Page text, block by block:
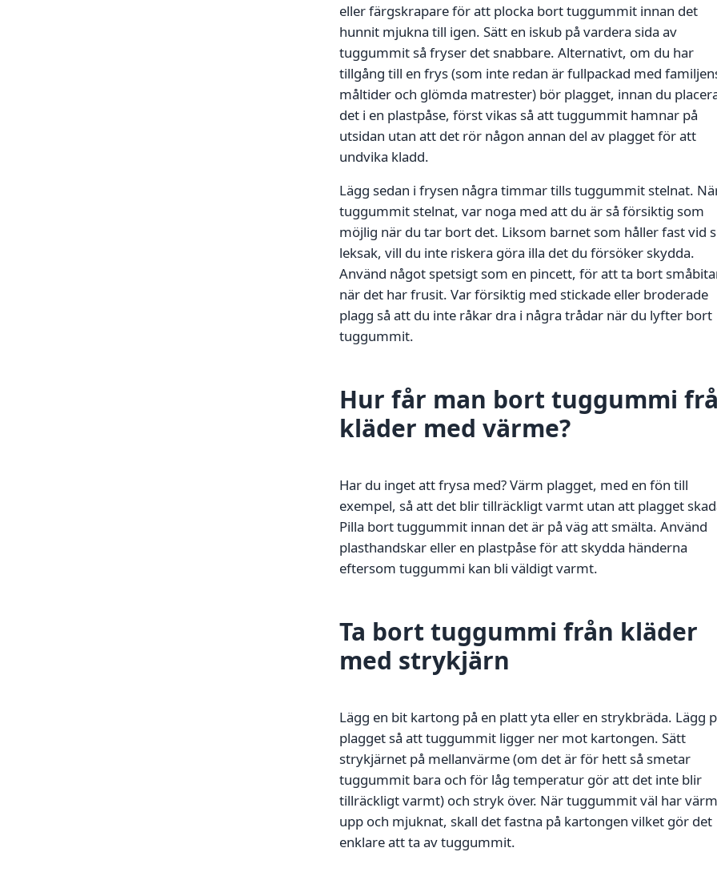
eller färgskrapare för att plocka bort tuggummit innan det
hunnit mjukna till igen. Sätt en iskub på vardera sida av
tuggummit så fryser det snabbare. Alternativt, om du har
tillgång till en frys (som inte redan är fullpackad med
måltider och glömda matrester) bör plagget, innan du
det i en plastpåse, först vikas så att tuggummit hamnar på
utsidan utan att det rör någon annan del av plagget för att
undvika kladd.
Lägg sedan i frysen några timmar tills tuggummit stelnat.
tuggummit stelnat, var noga med att du är så försiktig som
möjlig när du tar bort det. Liksom barnet som håller fast vid
leksak, vill du inte riskera göra illa det du försöker skydda.
Använd något spetsigt som en pincett, för att ta bort
när det har frusit. Var försiktig med stickade eller broderade
plagg så att du inte råkar dra i några trådar när du lyfter bort
tuggummit.
Hur får man bort tuggummi
kläder med värme?
Har du inget att frysa med? Värm plagget, med en fön till
exempel, så att det blir tillräckligt varmt utan att plagget
Pilla bort tuggummit innan det är på väg att smälta. Använd
plasthandskar eller en plastpåse för att skydda händerna
eftersom tuggummi kan bli väldigt varmt.
Ta bort tuggummi från kläder
med strykjärn
Lägg en bit kartong på en platt yta eller en strykbräda. Lägg
plagget så att tuggummit ligger ner mot kartongen. Sätt
strykjärnet på mellanvärme (om det är för hett så smetar
tuggummit bara och för låg temperatur gör att det inte blir
tillräckligt varmt) och stryk över. När tuggummit väl har
upp och mjuknat, skall det fastna på kartongen vilket gör det
enklare att ta av tuggummit.